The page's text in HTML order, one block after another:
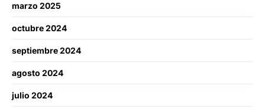
marzo 2025
octubre 2024
septiembre 2024
agosto 2024
julio 2024